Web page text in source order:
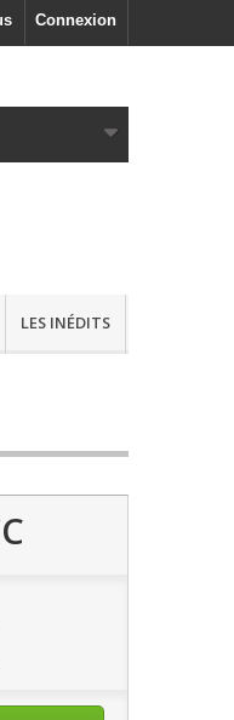
Connexion
LES INÉDITS